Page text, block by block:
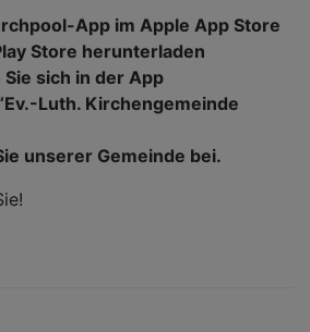
App im Apple App Store
Store herunterladen
sich in der App
Luth. Kirchengemeinde
unserer Gemeinde bei.